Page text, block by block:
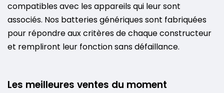
compatibles avec les appareils qui leur sont
associés. Nos batteries génériques sont fabriquées
pour répondre aux critères de chaque constructeur
et rempliront leur fonction sans défaillance.
Les meilleures ventes du moment